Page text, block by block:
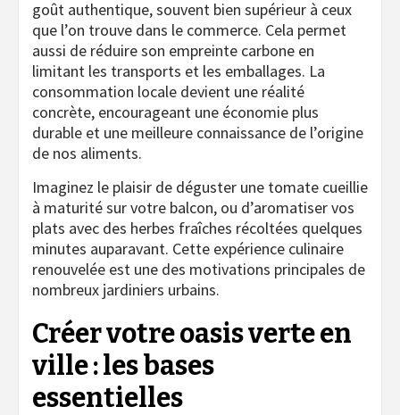
goût authentique, souvent bien supérieur à ceux
que l’on trouve dans le commerce. Cela permet
aussi de réduire son empreinte carbone en
limitant les transports et les emballages. La
consommation locale devient une réalité
concrète, encourageant une économie plus
durable et une meilleure connaissance de l’origine
de nos aliments.
Imaginez le plaisir de déguster une tomate cueillie
à maturité sur votre balcon, ou d’aromatiser vos
plats avec des herbes fraîches récoltées quelques
minutes auparavant. Cette expérience culinaire
renouvelée est une des motivations principales de
nombreux jardiniers urbains.
Créer votre oasis verte en
ville : les bases
essentielles